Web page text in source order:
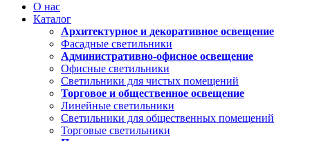
О нас
Каталог
Архитектурное и декоративное освещение
Фасадные светильники
Административно-офисное освещение
Офисные светильники
Светильники для чистых помещений
Торговое и общественное освещение
Линейные светильники
Светильники для общественных помещений
Торговые светильники